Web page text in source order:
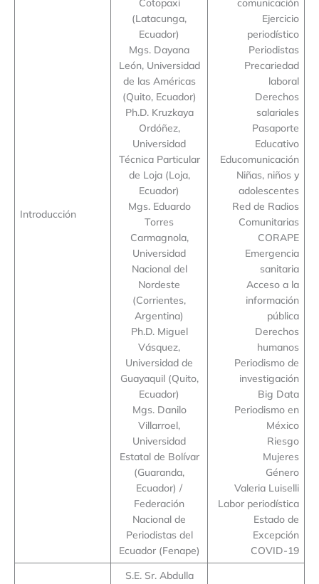
Introducción
Cotopaxi
(Latacunga,
Ecuador)
Mgs. Dayana
León, Universidad
de las Américas
(Quito, Ecuador)
Ph.D. Kruzkaya
Ordóñez,
Universidad
Técnica Particular
de Loja (Loja,
Ecuador)
Mgs. Eduardo
Torres
Carmagnola,
Universidad
Nacional del
Nordeste
(Corrientes,
Argentina)
Ph.D. Miguel
Vásquez,
Universidad de
Guayaquil (Quito,
Ecuador)
Mgs. Danilo
Villarroel,
Universidad
Estatal de Bolívar
(Guaranda,
Ecuador) /
Federación
Nacional de
Periodistas del
Ecuador (Fenape)
comunicación
Ejercicio
periodístico
Periodistas
Precariedad
laboral
Derechos
salariales
Pasaporte
Educativo
Educomunicación
Niñas, niños y
adolescentes
Red de Radios
Comunitarias
CORAPE
Emergencia
sanitaria
Acceso a la
información
pública
Derechos
humanos
Periodismo de
investigación
Big Data
Periodismo en
México
Riesgo
Mujeres
Género
Valeria Luiselli
Labor periodística
Estado de
Excepción
COVID-19
S.E. Sr. Abdulla